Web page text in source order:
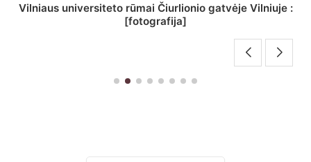
St. Batoro universiteto J. Pilsudskio kolegija :
[fotografija]